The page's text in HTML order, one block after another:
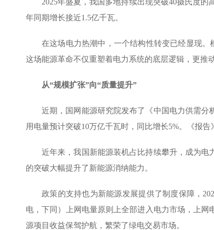
2025年盛夏，我国多地持续出现突破40摄氏度
年同期增长接近1.5亿千瓦。
在这场电力热潮中，一个结构性转变已经显现。
这场能源革命不仅重塑着电力系统的底层逻辑，更推
从“规模扩张”向“质量提升”
近期，国网能源研究院发布了《中国电力供需分
用电量预计突破10万亿千瓦时，同比增长5%。《报
近年来，我国新能源装机占比持续攀升，成为
的突破大幅提升了新能源消纳能力。
政策的支持也为新能源发展提供了制度保障，
电，下同）上网电量原则上全部进入电力市场，上
源项目收益保驾护航，繁荣了绿电交易市场。